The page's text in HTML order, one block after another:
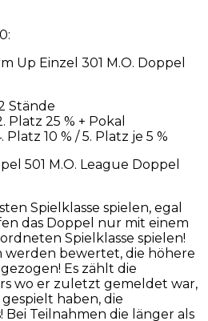
Up Einzel 301 M.O. Doppel
Stände
Platz 25 % + Pokal
Platz 10 % / 5. Platz je 5 %
501 M.O. League Doppel
Spielklasse spielen, egal
das Doppel nur mit einem
Spielklasse spielen!
werden bewertet, die höhere
Es zählt die
wo er zuletzt gemeldet war,
haben, die
Teilnahmen die länger als